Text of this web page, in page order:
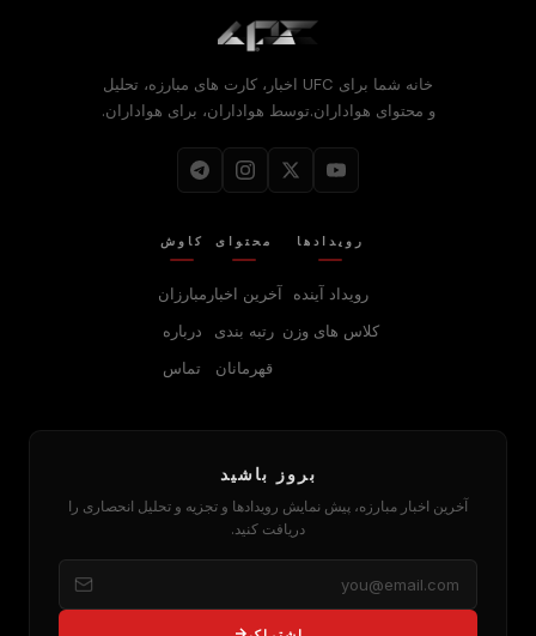
خانه شما برای UFC اخبار، کارت های مبارزه، تحلیل
و محتوای هواداران.توسط هواداران، برای هواداران.
رویدادها
رویداد آینده
کلاس های وزن
محتوای
آخرین اخبار
رتبه بندی
قهرمانان
کاوش
مبارزان
درباره
تماس
بروز باشید
آخرین اخبار مبارزه، پیش نمایش رویدادها و تجزیه و تحلیل انحصاری را
دریافت کنید.